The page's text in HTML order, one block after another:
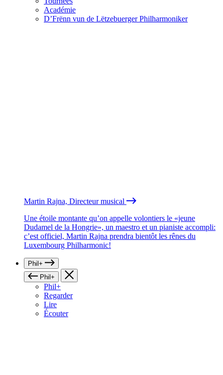
Académie
D’Frënn vun de Lëtzebuerger Philharmoniker
Martin Rajna, Directeur musical
Une étoile montante qu’on appelle volontiers le «jeune
Dudamel de la Hongrie», un maestro et un pianiste accompli:
c’est officiel, Martin Rajna prendra bientôt les rênes du
Luxembourg Philharmonic!
Phil+
Phil+
Phil+
Regarder
Lire
Écouter